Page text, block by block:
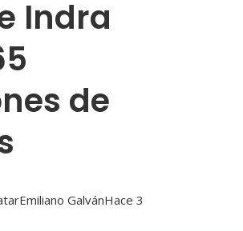
Indra
de
Emiliano GalvánHace 3